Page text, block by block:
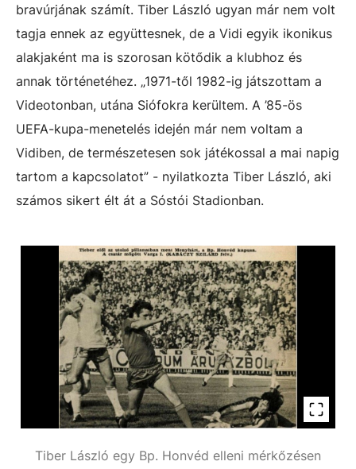
bravúrjának számít. Tiber László ugyan már nem volt
tagja ennek az együttesnek, de a Vidi egyik ikonikus
alakjaként ma is szorosan kötődik a klubhoz és
annak történetéhez. „1971-től 1982-ig játszottam a
Videotonban, utána Siófokra kerültem. A ’85-ös
UEFA-kupa-menetelés idején már nem voltam a
Vidiben, de természetesen sok játékossal a mai napig
tartom a kapcsolatot” - nyilatkozta Tiber László, aki
számos sikert élt át a Sóstói Stadionban.
Tiber László egy Bp. Honvéd elleni mérkőzésen